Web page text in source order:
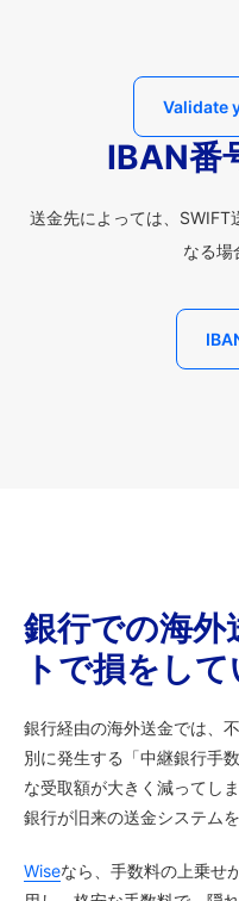
Validate
IBAN番
送金先によっては、SWIFT
なる場
銀行での海外
トで損をし
銀行経由の海外送金では、
別に発生する「中継銀行手
な受取額が大きく減ってし
銀行が旧来の送金システム
Wiseなら、手数料の上乗せ